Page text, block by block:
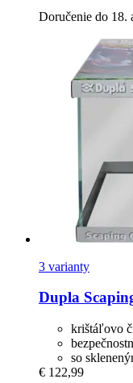
Doručenie do 18.
3 varianty
Dupla
krištáľovo
so
€ 122,99